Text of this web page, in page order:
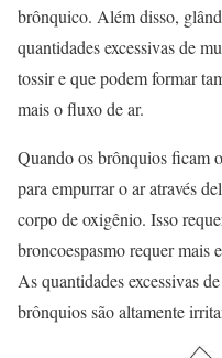
brônquico. Além disso,
quantidades excessivas de
tossir e que podem formar
mais o fluxo de ar.
Quando os brônquios ficam
para empurrar o ar através
corpo de oxigênio. Isso
broncoespasmo requer mais
As quantidades excessivas
brônquios são altamente